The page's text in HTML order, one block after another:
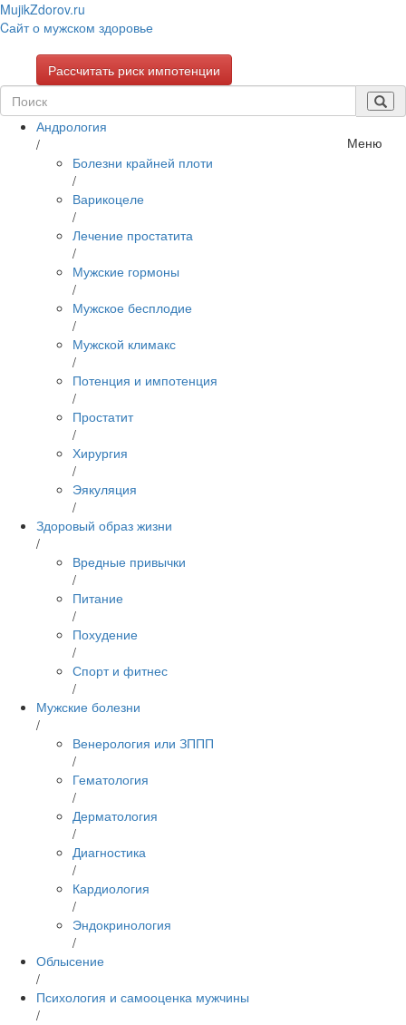
MujikZdorov.ru
Cайт о мужском здоровье
Рассчитать риск импотенции
Меню
Андрология
/
Болезни крайней плоти
/
Варикоцеле
/
Лечение простатита
/
Мужские гормоны
/
Мужское бесплодие
/
Мужской климакс
/
Потенция и импотенция
/
Простатит
/
Хирургия
/
Эякуляция
/
Здоровый образ жизни
/
Вредные привычки
/
Питание
/
Похудение
/
Спорт и фитнес
/
Мужские болезни
/
Венерология или ЗППП
/
Гематология
/
Дерматология
/
Диагностика
/
Кардиология
/
Эндокринология
/
Облысение
/
Психология и самооценка мужчины
/